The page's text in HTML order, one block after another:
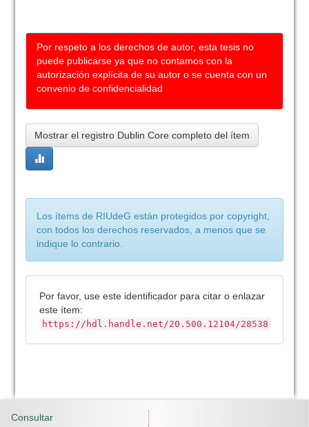
Por respeto a los derechos de autor, esta tesis no
puede publicarse ya que no contamos con la
autorización explícita de su autor o se cuenta con un
convenio de confidencialidad
Mostrar el registro Dublin Core completo del ítem
Los ítems de RIUdeG están protegidos por copyright,
con todos los derechos reservados, a menos que se
indique lo contrario.
Por favor, use este identificador para citar o enlazar
este ítem:
https://hdl.handle.net/20.500.12104/28538
Consultar